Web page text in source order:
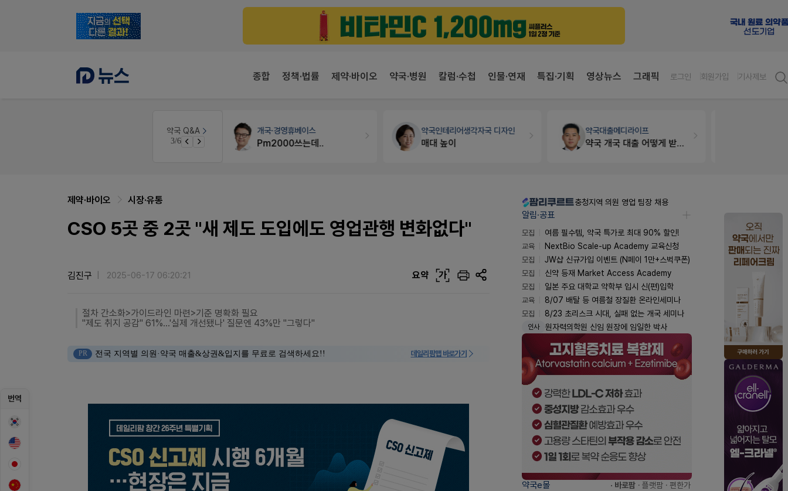
종합 정책·법률 제약·바이오 약국·병원 칼럼·수첩 인물·연재 특집·기획 영상뉴스 그래픽 로그인 회원가입 기사제보
약국 Q&A
3/6 노동자의 날 수당계산은 어떻게 되나요
개국·경영휴베이스
Pm2000쓰는데..
약국인테리어생각자국 디자인
매대 높이
약국대출메디라이프
약국 개국 대출 어떻게 받아야할지 어렵습니다
번역
제약·바이오 시장·유통
CSO 5곳 중 2곳 "새 제도 도입에도 영업관행 변화없다"
김진구 2025-06-17 06:20:21 요약 가
절차 간소화>가이드라인 마련>기준 명확화 필요
"제도 취지 공감" 61%…'실제 개선됐나' 질문엔 43%만 "그렇다"
PR 전국 지역별 의원·약국 매출&상권&입지를 무료로 검색하세요!! 데일리팜맵 바로가기
충청지역 의원 영업 팀장 채용
알림·공표
모집
여름 필수템, 약국 특가로 최대 90% 할인!
교육
NextBio Scale-up Academy 교육신청
모집
JW샵 신규가입 이벤트 (N페이 1만+스벅쿠폰)
모집
신약 등재 Market Access Academy
모집
일본 주요 대학교 약학부 입시 신(편)입학
교육
8/07 배탈 등 여름철 장질환 온라인세미나
모집
8/23 초리스크 시대, 실패 없는 개국 세미나
인사 원자력의학원 신임 원장에 임일한 박사
약국e몰 · 바로팜 · 플랫팜 · 편한가